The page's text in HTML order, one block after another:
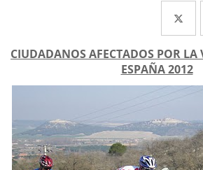
a
CIUDADANOS AFECTADOS POR LA
ESPAÑA 2012